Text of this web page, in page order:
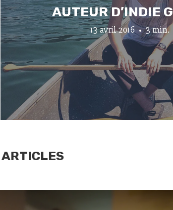
AUTEUR D’INDIE
13 avril 2016 3 min.
ARTICLES